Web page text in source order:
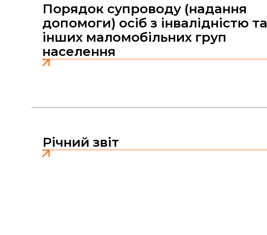
Порядок супроводу (надання
допомоги) осіб з інвалідністю та
інших маломобільних груп
населення
Річний звіт